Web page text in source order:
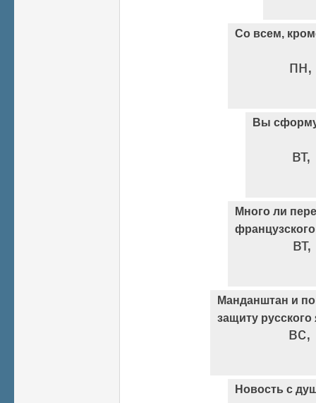
Со всем,
Вы
Много ли
Манданштан и
защиту русского
Новость с